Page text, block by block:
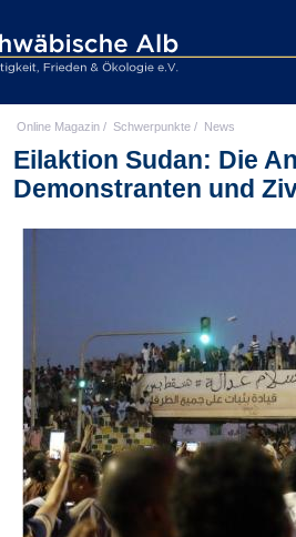
Online Magazin / Schwerpunkte / News
Eilaktion Sudan: Die
Demonstranten und